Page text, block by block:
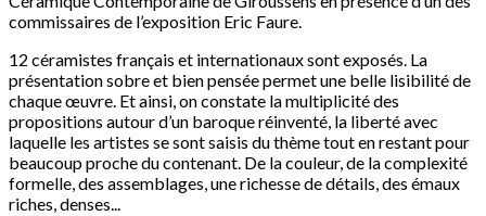
commissaires de l’exposition Eric Faure.
12 céramistes français et internationaux sont exposés. La
présentation sobre et bien pensée permet une belle lisibilité de
chaque œuvre. Et ainsi, on constate la multiplicité des
propositions autour d’un baroque réinventé, la liberté avec
laquelle les artistes se sont saisis du thème tout en restant pour
beaucoup proche du contenant. De la couleur, de la complexité
formelle, des assemblages, une richesse de détails, des émaux
riches, denses...